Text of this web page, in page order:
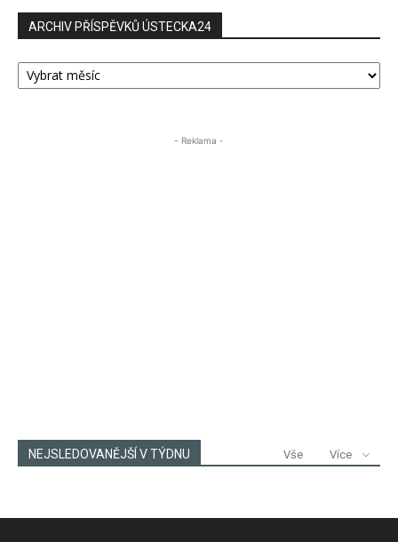
ARCHIV PŘÍSPĚVKŮ ÚSTECKA24
ARCHIV
PŘÍSPĚVKŮ
- Reklama -
NEJSLEDOVANĚJŠÍ V TÝDNU Vše Více